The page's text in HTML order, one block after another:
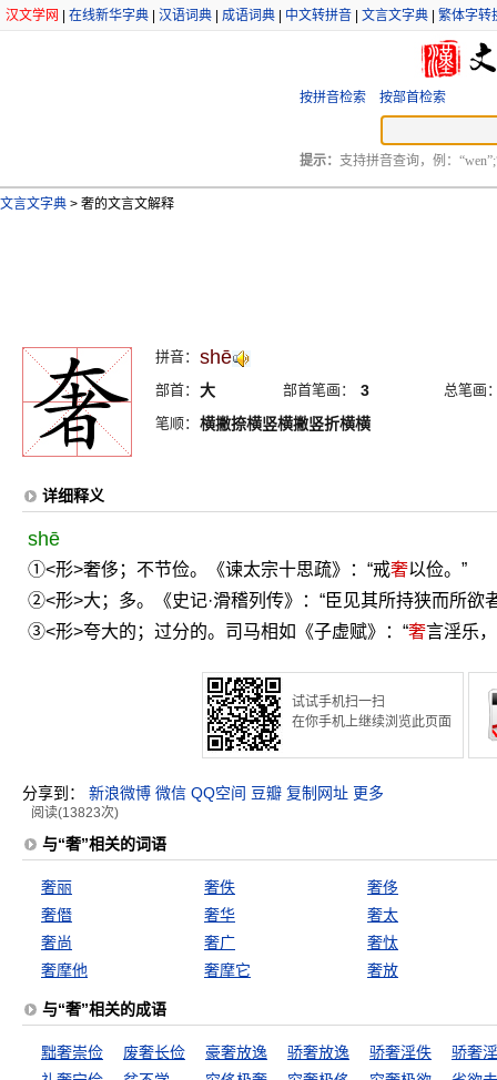
汉文学网 在线新华字典 汉语词典 成语词典 中文转拼音 文言文字典 繁体字转
按拼音检索 按部首检索
提示： 支持拼音查询，例：
文言文字典 > 奢的文言文解释
拼音： shē
部首： 大 部首笔画： 3
总笔画
笔顺： 横撇捺横竖横撇竖折横横
详细释义
shē
①<形>奢侈；不节俭。《谏太宗十思疏》：“戒奢以俭。”
②<形>大；多。《史记·滑稽列传》：“臣见其所持狭而所欲
③<形>夸大的；过分的。司马相如《子虚赋》：“奢言淫乐
试试手机扫一扫
在你手机上继续浏览此页面
分享到： 新浪微博 微信 QQ空间 豆瓣 复制网址 更多
阅读(13823次)
与“奢”相关的词语
奢丽 奢佚
奢侈
奢僭
奢华
奢太
奢尚
奢广
奢忲
奢摩他
奢摩它 奢放
与“奢”相关的成语
黜奢崇俭 废奢长俭 豪奢放逸 骄奢放逸 骄奢淫佚
骄奢